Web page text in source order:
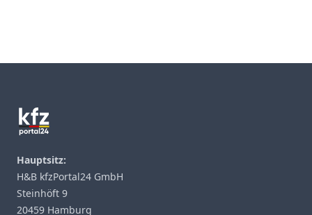
Hauptsitz:
H&B kfzPortal24 GmbH
Steinhöft 9
20459 Hamburg